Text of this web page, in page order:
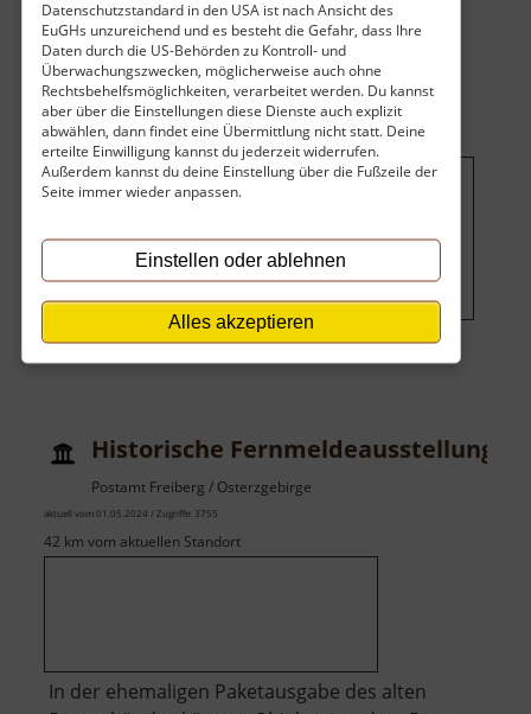
Datenschutzstandard in den USA ist nach Ansicht des
EuGHs unzureichend und es besteht die Gefahr, dass Ihre
Daten durch die US-Behörden zu Kontroll- und
Überwachungszwecken, möglicherweise auch ohne
Rechtsbehelfsmöglichkeiten, verarbeitet werden. Du kannst
aber über die Einstellungen diese Dienste auch explizit
abwählen, dann findet eine Übermittlung nicht statt. Deine
erteilte Einwilligung kannst du jederzeit widerrufen.
Außerdem kannst du deine Einstellung über die Fußzeile der
Seite immer wieder anpassen.
Einstellen oder ablehnen
Alles akzeptieren
weiterlesenüber
Dampfmaschine
Roßwein
wird hier Werbung eingeblendet.
Cookie-Einstellungen ändern
Historische Fernmeldeausstellung
Postamt Freiberg / Osterzgebirge
aktuell vom 01.05.2024 / Zugriffe: 3755
42 km vom aktuellen Standort
In der ehemaligen Paketausgabe des alten